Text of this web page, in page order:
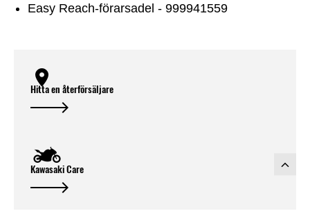
Easy Reach-förarsadel - 999941559
Hitta en återförsäljare
Kawasaki Care